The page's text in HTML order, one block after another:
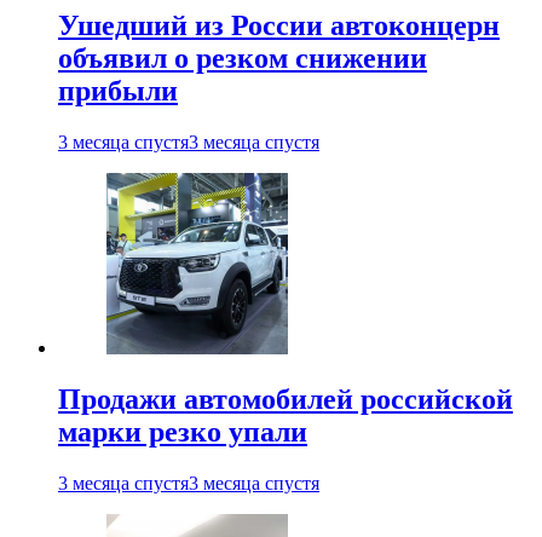
Ушедший из России автоконцерн
объявил о резком снижении
прибыли
3 месяца спустя3 месяца спустя
Продажи автомобилей российской
марки резко упали
3 месяца спустя3 месяца спустя